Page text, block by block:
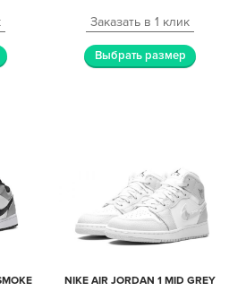
Заказать в 1 клик
Выбрать размер
NIKE AIR JORDAN 1 MID GREY